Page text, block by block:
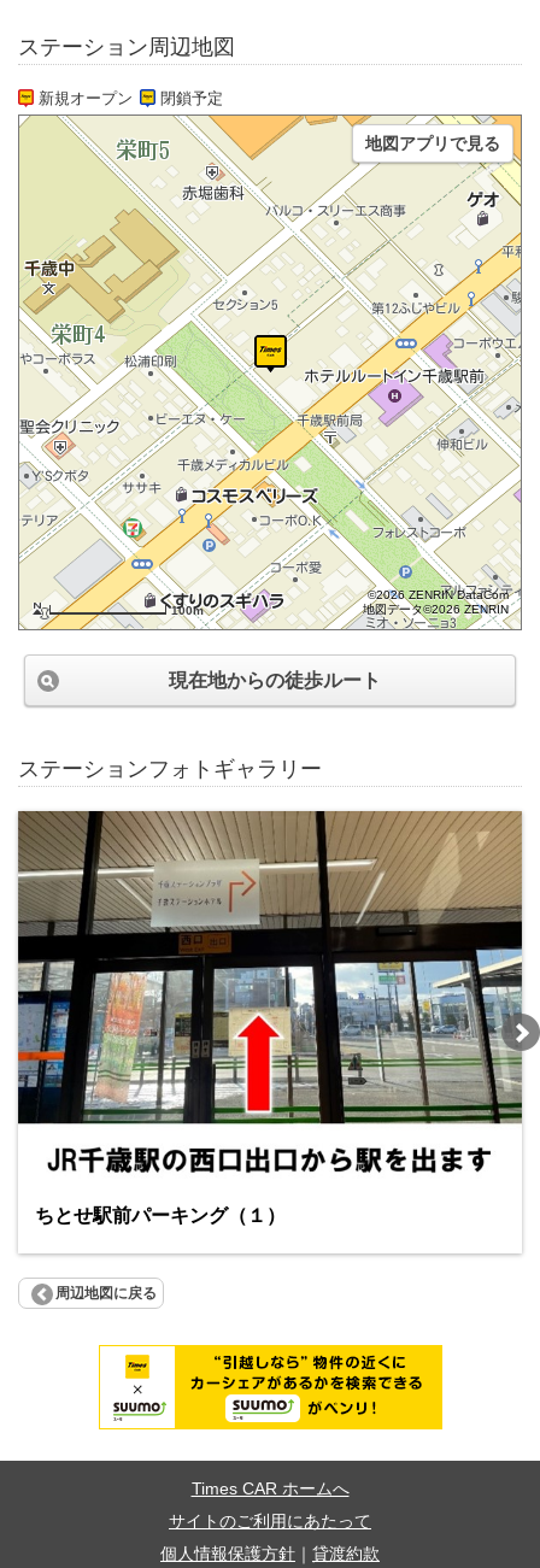
ステーション周辺地図
新規オープン 閉鎖予定
100m
©2026 ZENRIN DataCom
地図データ©2026 ZENRIN
地図アプリで見る
現在地からの徒歩ルート
ステーションフォトギャラリー
ちとせ駅前パーキング（１）
周辺地図に戻る
Times CAR ホームへ
サイトのご利用にあたって
個人情報保護方針
貸渡約款